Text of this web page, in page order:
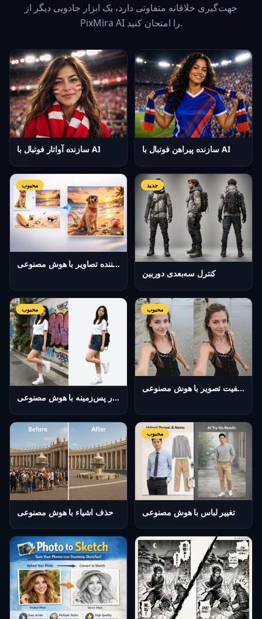
جهت‌گیری خلاقانه متفاوتی دارد، یک ابزار جادویی دیگر از
PixMira AI را امتحان کنید.
سازنده آواتار فوتبال با AI سازنده پیراهن فوتبال با AI
محبوب
ترکیب‌کننده تصاویر با هوش مصنوعی
جدید
کنترل سه‌بعدی دوربین
محبوب
حذف خودکار پس‌زمینه با هوش مصنوعی
محبوب
افزایش‌دهنده کیفیت تصویر با هوش مصنوعی
حذف اشیاء با هوش مصنوعی
محبوب
تغییر لباس با هوش مصنوعی